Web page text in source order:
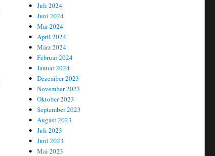
Juli 2024
Juni 2024
Mai 2024
April 2024
März 2024
Februar 2024
Januar 2024
Dezember 2023
November 2023
Oktober 2023
September 2023
August 2023
Juli 2023
Juni 2023
Mai 2023